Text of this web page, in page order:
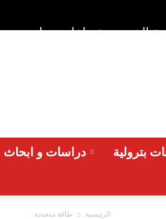
من اعلن معنا الخصوصية
بترولية دراسات و ابحاث
الرئيسية طاقة متجددة